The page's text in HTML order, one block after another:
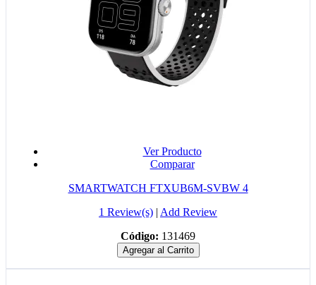
Ver Producto
Comparar
SMARTWATCH FTXUB6M-SVBW 4
1 Review(s) | Add Review
Código: 131469
Agregar al Carrito